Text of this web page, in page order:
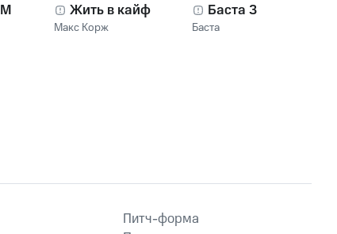
Жить в кайф
Макс Корж
Баста 3
Баста
Питч-форма